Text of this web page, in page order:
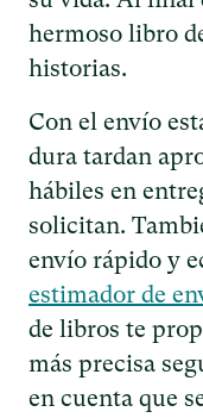
hermoso libro
historias.
Con el envío
dura tardan
hábiles en
solicitan.
envío rápido y
estimador de
de libros te
más precisa
en cuenta que